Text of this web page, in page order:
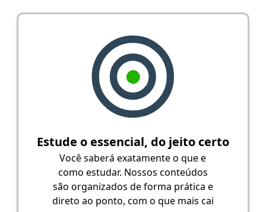
Estude o essencial, do jeito certo
Você saberá exatamente o que e
como estudar. Nossos conteúdos
são organizados de forma prática e
direto ao ponto, com o que mais cai